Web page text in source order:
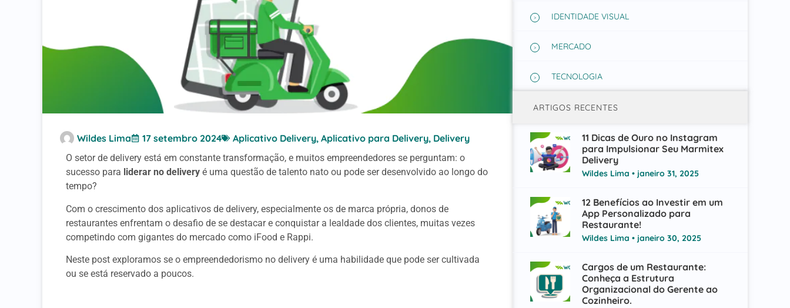
Wildes Lima 17 setembro 2024 Aplicativo Delivery, Aplicativo para Delivery, Delivery
O setor de delivery está em constante transformação, e muitos empreendedores se perguntam: o
sucesso para liderar no delivery é uma questão de talento nato ou pode ser desenvolvido ao longo do
tempo?
Com o crescimento dos aplicativos de delivery, especialmente os de marca própria, donos de
restaurantes enfrentam o desafio de se destacar e conquistar a lealdade dos clientes, muitas vezes
competindo com gigantes do mercado como iFood e Rappi.
Neste post exploramos se o empreendedorismo no delivery é uma habilidade que pode ser cultivada
ou se está reservado a poucos.
IDENTIDADE VISUAL
MERCADO
TECNOLOGIA
ARTIGOS RECENTES
11 Dicas de Ouro no Instagram
para Impulsionar Seu Marmitex
Delivery
Wildes Lima janeiro 31, 2025
12 Benefícios ao Investir em um
App Personalizado para
Restaurante!
Wildes Lima janeiro 30, 2025
Cargos de um Restaurante:
Conheça a Estrutura
Organizacional do Gerente ao
Cozinheiro.